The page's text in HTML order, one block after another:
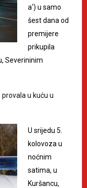
a') u samo
šest dana od
premijere
prikupila
Severininim
u kuću u
U srijedu 5.
kolovoza u
noćnim
satima, u
Kuršancu,